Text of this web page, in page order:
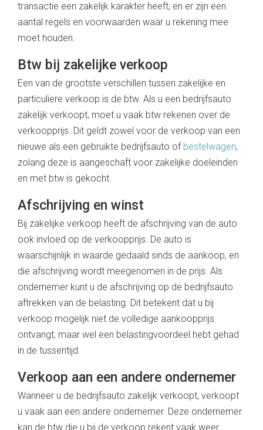
transactie een zakelijk karakter heeft, en er zijn een
aantal regels en voorwaarden waar u rekening mee
moet houden.
Btw bij zakelijke verkoop
Een van de grootste verschillen tussen zakelijke en
particuliere verkoop is de btw. Als u een bedrijfsauto
zakelijk verkoopt, moet u vaak btw rekenen over de
verkoopprijs. Dit geldt zowel voor de verkoop van een
nieuwe als een gebruikte bedrijfsauto of bestelwagen,
zolang deze is aangeschaft voor zakelijke doeleinden
en met btw is gekocht.
Afschrijving en winst
Bij zakelijke verkoop heeft de afschrijving van de auto
ook invloed op de verkoopprijs. De auto is
waarschijnlijk in waarde gedaald sinds de aankoop, en
die afschrijving wordt meegenomen in de prijs. Als
ondernemer kunt u de afschrijving op de bedrijfsauto
aftrekken van de belasting. Dit betekent dat u bij
verkoop mogelijk niet de volledige aankoopprijs
ontvangt, maar wel een belastingvoordeel hebt gehad
in de tussentijd.
Verkoop aan een andere ondernemer
Wanneer u de bedrijfsauto zakelijk verkoopt, verkoopt
u vaak aan een andere ondernemer. Deze ondernemer
kan de btw die u bij de verkoop rekent vaak weer